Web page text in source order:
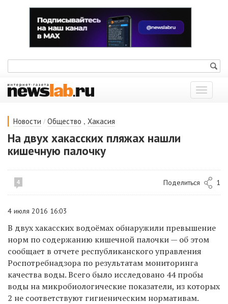
Показать
меню
Новости / Общество , Хакасия
На двух хакасских пляжах нашли
кишечную палочку
4 Поделиться 1
4 июля 2016 16:03
В двух хакасских водоёмах обнаружили превышение
норм по содержанию кишечной палочки — об этом
сообщает в отчете республиканского управления
Роспотребнадзора по результатам мониторинга
качества воды. Всего было исследовано 44 пробы
воды на микробиологические показатели, из которых
2 не соответствуют гигиеническим нормативам.